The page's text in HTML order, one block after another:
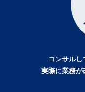
コンサルし
実際に業務が